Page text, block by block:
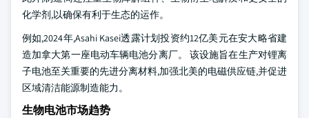
化学剂,以确保有利于生态的运作。
例如,2024年,Asahi Kasei透露计划投资约12亿美元在安大略省建
造加拿大第一座电动车辆电池分离厂。 该设施旨在生产对锂离
子电池至关重要的先进分离材料,加强北美的电磁供应链,并促进
区域清洁能源制造能力。
生物电池市场趋势